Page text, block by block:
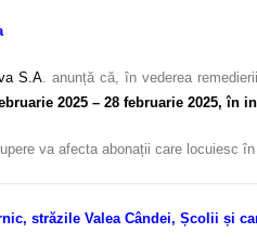
S.A. anunță că, în vederea
2025 – 28 februarie 2025, în
va afecta abonații care locuiesc în
străzile Valea Cândei, Școlii și